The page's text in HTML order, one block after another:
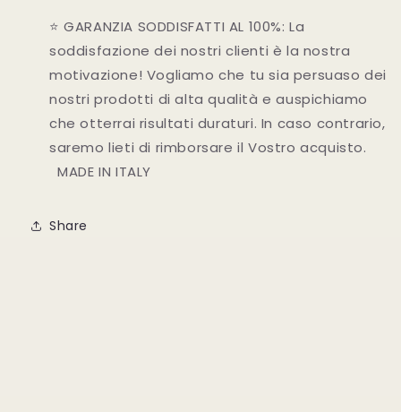
⭐ GARANZIA SODDISFATTI AL 100%: La
soddisfazione dei nostri clienti è la nostra
motivazione! Vogliamo che tu sia persuaso dei
nostri prodotti di alta qualità e auspichiamo
che otterrai risultati duraturi. In caso contrario,
saremo lieti di rimborsare il Vostro acquisto.
MADE IN ITALY
Share